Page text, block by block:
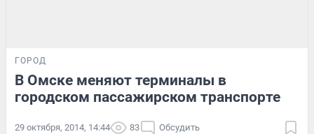
ГОРОД
В Омске меняют терминалы в
городском пассажирском транспорте
29 октября, 2014, 14:44 83 Обсудить